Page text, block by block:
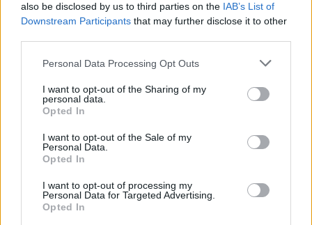
also be disclosed by us to third parties on the IAB’s List of
Downstream Participants that may further disclose it to other
Please note that this website/app uses one or more Google
not limited to your visit or usage behaviour. You may click to
grant or deny consent to Google and its third-party tags to
use your data for below specified purposes in below Google
consent section.
Personal Data Processing Opt Outs
I want to opt-out of the Sharing of my
personal data.
Opted In
I want to opt-out of the Sale of my
Personal Data.
Opted In
I want to opt-out of processing my
Personal Data for Targeted Advertising.
Opted In
Belváros-Lipótváros
játszótér
Város-Teampannon Kereskedelmi és Szolgáltató Kft.